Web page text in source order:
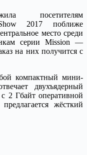
посетителям
2017 поближе
место среди
серии Mission —
на них получится с
компактный мини-
двухъядерный
2 Гбайт оперативной
жёсткий